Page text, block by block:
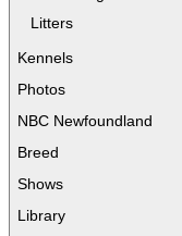
Litters
Kennels
Photos
NBC Newfoundland
Breed
Shows
Library